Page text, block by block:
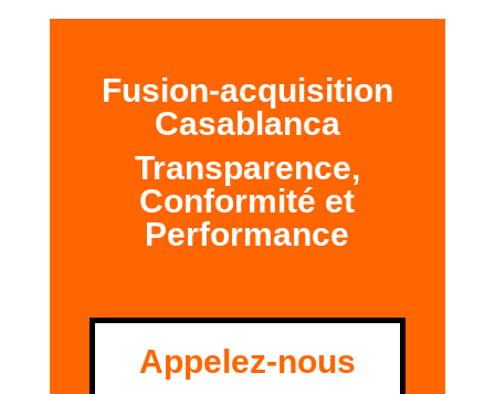
Fusion-acquisition
Casablanca
Transparence,
Conformité et
Performance
Appelez-nous